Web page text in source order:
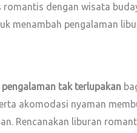
dengan wisata
menambah pengalaman
pengalaman tak terlupakan
akomodasi nyaman
Rencanakan liburan